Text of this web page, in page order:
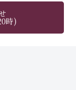
時)